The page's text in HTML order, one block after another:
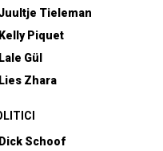
Tieleman
Kelly Piquet
Lale Gül
Lies Zhara
Dick Schoof